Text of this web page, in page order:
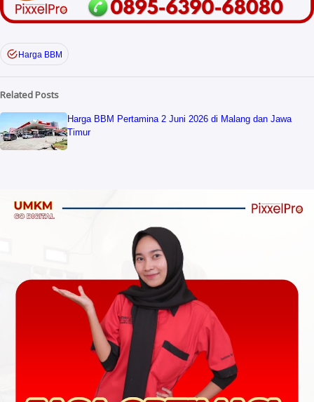
Harga BBM
Related Posts
Harga BBM Pertamina 2 Juni 2026 di Malang dan Jawa
Timur